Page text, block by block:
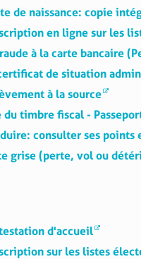
de naissance : copie
en ligne sur les
à la carte bancaire
de situation
à la source
du timbre fiscal -
: consulter ses
grise (perte, vol ou
d'accueil
sur les listes